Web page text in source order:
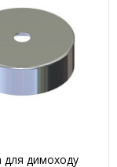
для димоходу